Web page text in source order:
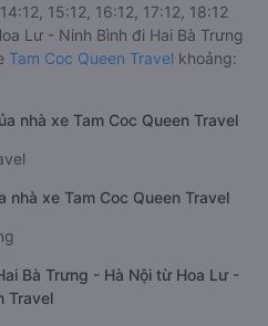
15:12, 16:12, 17:12, 18:12
Lư - Ninh Bình đi Hai Bà Trưng
Tam Coc Queen Travel khoảng:
nhà xe Tam Coc Queen Travel
nhà xe Tam Coc Queen Travel
Bà Trưng - Hà Nội từ Hoa Lư -
Travel